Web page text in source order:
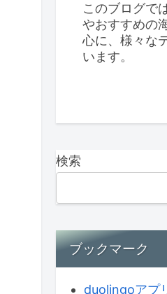
このブログで
やおすすめの
心に、様々な
います。
検索
ブックマーク
duolingoアプ